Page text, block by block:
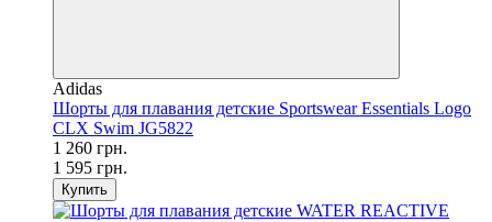
Adidas
Шорты для плавания детские Sportswear Essentials Logo
CLX Swim JG5822
1 260 грн.
1 595 грн.
Купить